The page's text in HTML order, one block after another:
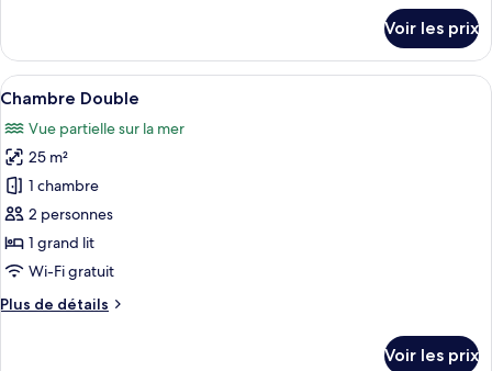
le
type
de
Chambre
Double
Voir les prix
Afficher
toutes
les
photos
pour
ce
type
de
chambre :
Chambre
Un bâtiment en bois sur lequel on
5
Chambre Double
Vue partielle sur la mer
25 m²
1 chambre
2 personnes
1 grand lit
Wi-Fi gratuit
Plus de détails
Plus
Voir les prix